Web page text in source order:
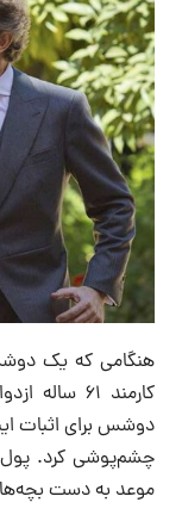
کارمند ۶۱
دوشس برای اثبات
چشم‌پوشی کرد. پول،
موعد به دست